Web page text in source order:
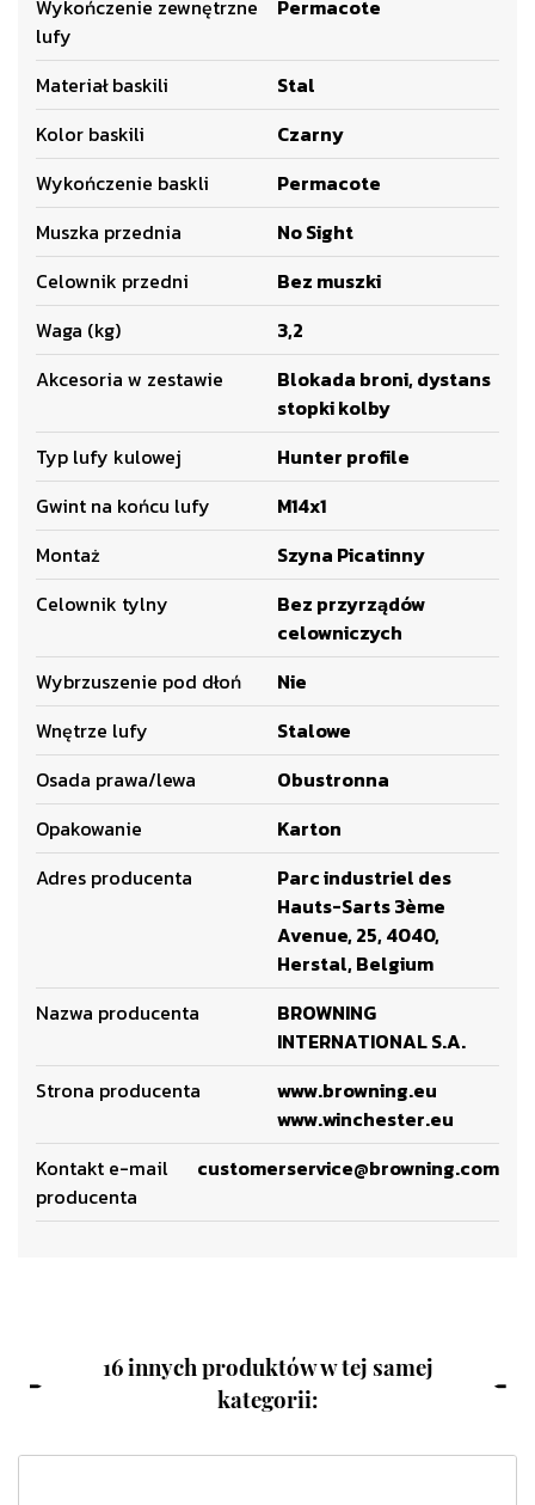
Wykończenie zewnętrzne
lufy
Permacote
Materiał baskili
Stal
Kolor baskili
Czarny
Wykończenie baskli
Permacote
Muszka przednia
No Sight
Celownik przedni
Bez muszki
Waga (kg)
3,2
Akcesoria w zestawie
Blokada broni, dystans
stopki kolby
Typ lufy kulowej
Hunter profile
Gwint na końcu lufy
M14x1
Montaż
Szyna Picatinny
Celownik tylny
Bez przyrządów
celowniczych
Wybrzuszenie pod dłoń
Nie
Wnętrze lufy
Stalowe
Osada prawa/lewa
Obustronna
Opakowanie
Karton
Adres producenta
Parc industriel des
Hauts-Sarts 3ème
Avenue, 25, 4040,
Herstal, Belgium
Nazwa producenta
BROWNING
INTERNATIONAL S.A.
Strona producenta
www.browning.eu
www.winchester.eu
Kontakt e-mail
producenta
customerservice@browning.com
16 innych produktów w tej samej
kategorii: